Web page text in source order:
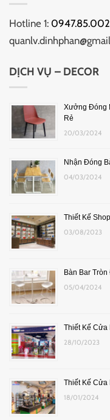
Hotline 1:
DỊCH VỤ – DECOR
Xưởng Đóng
Rẻ
20/03/2024
Nhận Đóng
04/03/2024
Thiết Kế
03/08/2023
Bàn Bar
05/04/2024
Thiết Kế
28/10/2023
Thiết Kế Cửa
18/01/2024